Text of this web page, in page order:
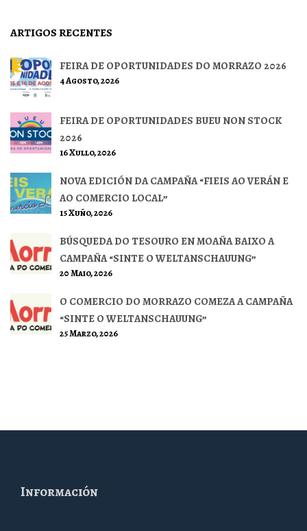
ARTIGOS RECENTES
FEIRA DE OPORTUNIDADES DO MORRAZO 2026
4 Agosto, 2026
FEIRA DE OPORTUNIDADES BUEU NON STOCK
2026
16 Xullo, 2026
NOVA EDICIÓN DA CAMPAÑA “FIEIS AO VERÁN E
AO COMERCIO LOCAL”
15 Xuño, 2026
BÚSQUEDA DO TESOURO EN MOAÑA BAIXO A
CAMPAÑA “SINTE O WELTANSCHAUUNG”
20 Maio, 2026
O COMERCIO DO MORRAZO COMEZA A CAMPAÑA
“SINTE O WELTANSCHAUUNG”
25 Marzo, 2026
Información